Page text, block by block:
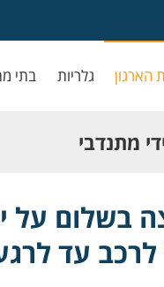
הארגון גלריות בתי
מתנדבי
שהגענו”
בשלום על
עד